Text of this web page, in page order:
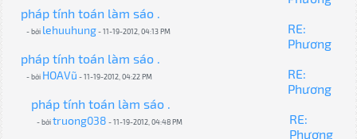
pháp tính toán làm sáo .
- bởi lehuuhung- 11-19-2012, 04:13 PM
RE:
Phương
pháp tính toán làm sáo .
- bởi HOAVũ - 11-19-2012, 04:22 PM
RE:
Phương
pháp tính toán làm sáo .
- bởitruong038 - 11-19-2012, 04:48 PM
RE:
Phương